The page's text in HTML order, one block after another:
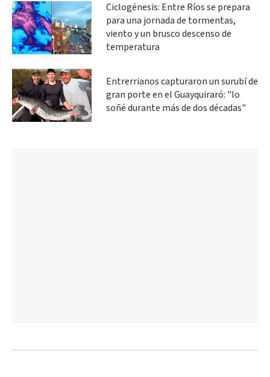
Ciclogénesis: Entre Ríos se prepara
para una jornada de tormentas,
viento y un brusco descenso de
temperatura
Entrerrianos capturaron un surubí de
gran porte en el Guayquiraró: "lo
soñé durante más de dos décadas"